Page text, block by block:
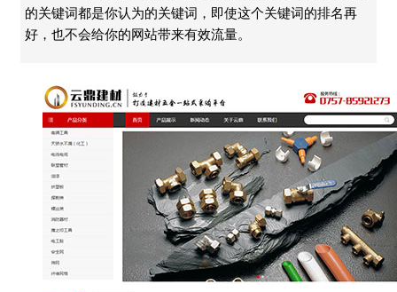
的关键词都是你认为的关键词，即使这个关键词的排名再
好，也不会给你的网站带来有效流量。